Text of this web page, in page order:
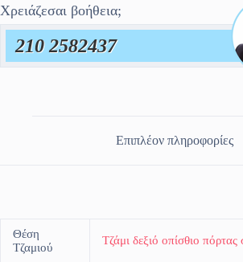
Χρειάζεσαι βοήθεια;
210 2582437
Επιπλέον πληροφορίες
Θέση
Τζαμιού
Τζάμι δεξιό οπίσθιο